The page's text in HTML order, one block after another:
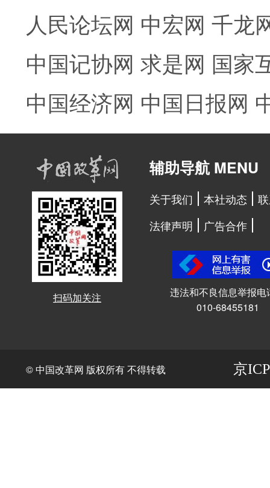
人民论坛网 中宏网 千龙
中国记协网 求是网 国家
中国经济网 中国日报网
扫码加关注
辅助导航 MENU
关于我们 本社动态
法律声明
广告合作
违法和不良信息举报电
010-68455181
© 中国改革网 版权所有 不得转载 京